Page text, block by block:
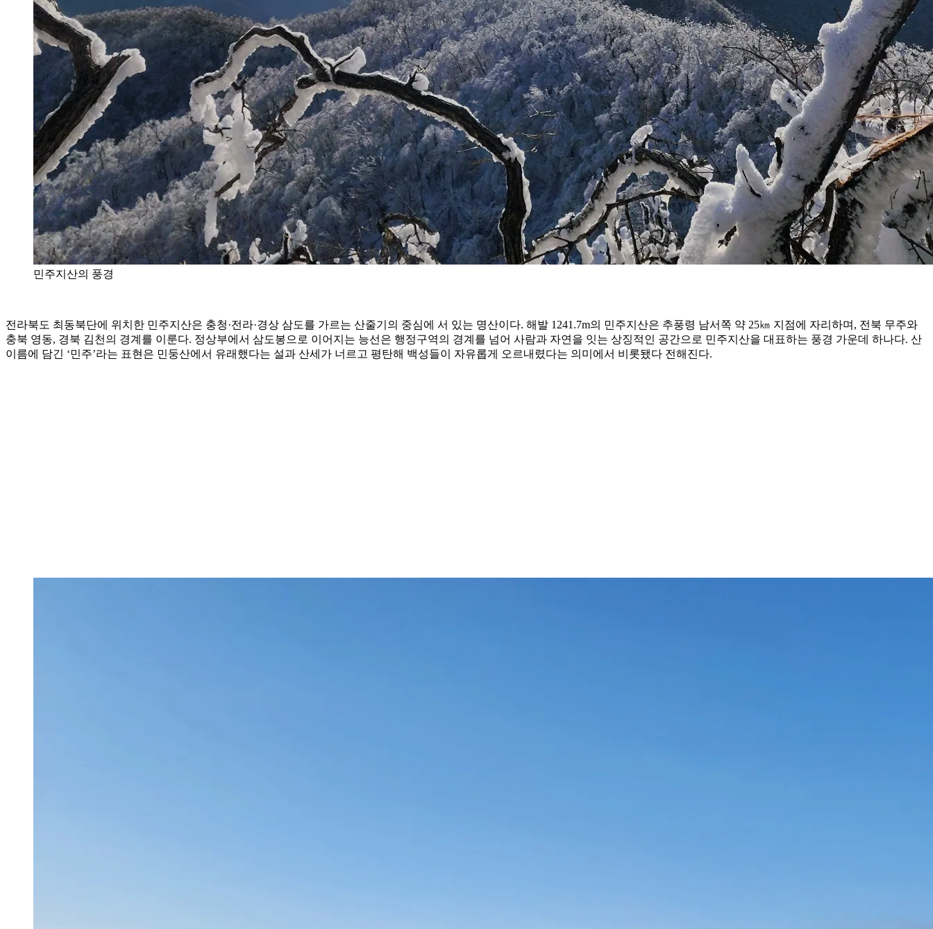
민주지산의 풍경
전라북도 최동북단에 위치한 민주지산은 충청·전라·경상 삼도를 가르는 산줄기의 중심에 서 있는 명산이다. 해발 1241.7m의 민주지산은 추풍령 남서쪽 약 25㎞ 지점에 자리하며, 전북 무주와
충북 영동, 경북 김천의 경계를 이룬다. 정상부에서 삼도봉으로 이어지는 능선은 행정구역의 경계를 넘어 사람과 자연을 잇는 상징적인 공간으로 민주지산을 대표하는 풍경 가운데 하나다. 산
이름에 담긴 ‘민주’라는 표현은 민둥산에서 유래했다는 설과 산세가 너르고 평탄해 백성들이 자유롭게 오르내렸다는 의미에서 비롯됐다 전해진다.